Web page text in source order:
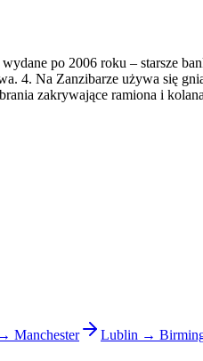
po 2006 roku – starsze
4. Na Zanzibarze używa się
zakrywające ramiona i
Manchester Lublin →